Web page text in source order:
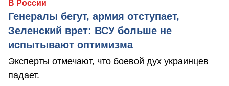
В России
Генералы бегут, армия отступает,
Зеленский врет: ВСУ больше не
испытывают оптимизма
Эксперты отмечают, что боевой дух украинцев
падает.